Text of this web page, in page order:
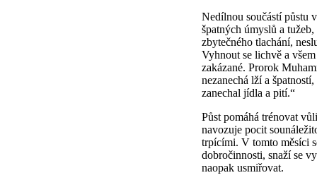
Nedílnou součástí půstu
špatných úmyslů a
zbytečného tlachání,
Vyhnout se lichvě a
zakázané. Prorok
nezanechá lží a
zanechal jídla a pití.“
Půst pomáhá trénovat
navozuje pocit
trpícími. V tomto měsíci
dobročinnosti, snaží se
naopak usmiřovat.